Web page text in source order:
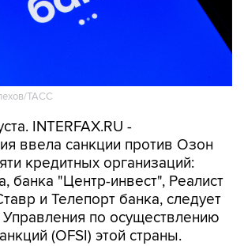
ТАСС
INTERFAX.RU -
ввела санкции против Озон
кредитных организаций:
банка "Центр-инвест", Реалист
и Телепорт банка, следует
по осуществлению
(OFSI) этой страны.